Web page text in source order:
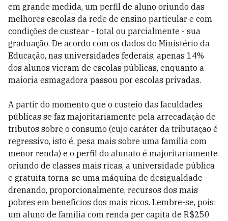
em grande medida, um perfil de aluno oriundo das
melhores escolas da rede de ensino particular e com
condições de custear - total ou parcialmente - sua
graduação. De acordo com os dados do Ministério da
Educação, nas universidades federais, apenas 14%
dos alunos vieram de escolas públicas, enquanto a
maioria esmagadora passou por escolas privadas.
A partir do momento que o custeio das faculdades
públicas se faz majoritariamente pela arrecadação de
tributos sobre o consumo (cujo caráter da tributação é
regressivo, isto é, pesa mais sobre uma família com
menor renda) e o perfil do alunato é majoritariamente
oriundo de classes mais ricas, a universidade pública
e gratuita torna-se uma máquina de desigualdade -
drenando, proporcionalmente, recursos dos mais
pobres em benefícios dos mais ricos. Lembre-se, pois:
um aluno de família com renda per capita de R$250